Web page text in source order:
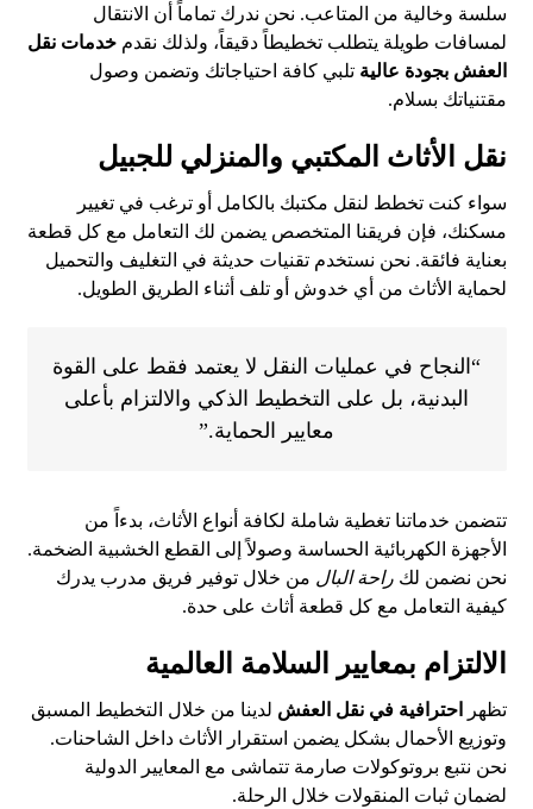
سلسة وخالية من المتاعب. نحن ندرك تماماً أن الانتقال
لمسافات طويلة يتطلب تخطيطاً دقيقاً، ولذلك نقدمخدمات نقل
العفش بجودة عالية تلبي كافة احتياجاتك وتضمن وصول
مقتنياتك بسلام.
نقل الأثاث المكتبي والمنزلي للجبيل
سواء كنت تخطط لنقل مكتبك بالكامل أو ترغب في تغيير
مسكنك، فإن فريقنا المتخصص يضمن لك التعامل مع كل قطعة
بعناية فائقة. نحن نستخدم تقنيات حديثة في التغليف والتحميل
لحماية الأثاث من أي خدوش أو تلف أثناء الطريق الطويل.
“النجاح في عمليات النقل لا يعتمد فقط على القوة
البدنية، بل على التخطيط الذكي والالتزام بأعلى
معايير الحماية.”
تتضمن خدماتنا تغطية شاملة لكافة أنواع الأثاث، بدءاً من
الأجهزة الكهربائية الحساسة وصولاً إلى القطع الخشبية الضخمة.
نحن نضمن لكراحة البال من خلال توفير فريق مدرب يدرك
كيفية التعامل مع كل قطعة أثاث على حدة.
الالتزام بمعايير السلامة العالمية
تظهر احترافية في نقل العفش لدينا من خلال التخطيط المسبق
وتوزيع الأحمال بشكل يضمن استقرار الأثاث داخل الشاحنات.
نحن نتبع بروتوكولات صارمة تتماشى مع المعايير الدولية
لضمان ثبات المنقولات خلال الرحلة.